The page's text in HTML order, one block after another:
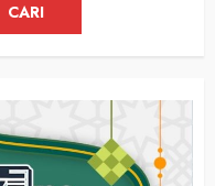
CARI